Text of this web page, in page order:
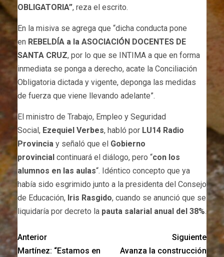
OBLIGATORIA”, reza el escrito.
En la misiva se agrega que “dicha conducta pone
en REBELDÍA a la ASOCIACIÓN DOCENTES DE
SANTA CRUZ, por lo que se INTIMA a que en forma
inmediata se ponga a derecho, acate la Conciliación
Obligatoria dictada y vigente, deponga las medidas
de fuerza que viene llevando adelante”.
El ministro de Trabajo, Empleo y Seguridad
Social, Ezequiel Verbes, habló por LU14 Radio
Provincia y señaló que el Gobierno
provincial continuará el diálogo, pero “con los
alumnos en las aulas“. Idéntico concepto que ya
había sido esgrimido junto a la presidenta del Consejo
de Educación, Iris Rasgido, cuando se anunció que se
liquidaría por decreto la pauta salarial anual del 38%.
Anterior
Martínez: “Estamos en
Siguiente
Avanza la construcción